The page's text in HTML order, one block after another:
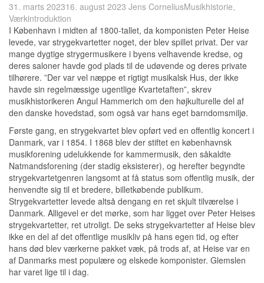
31. marts 202316. august 2023 Jens CorneliusMusikhistorie,
Værkintroduktion
I København i midten af 1800-tallet, da komponisten Peter Heise
levede, var strygekvartetter noget, der blev spillet privat. Der var
mange dygtige strygermusikere i byens velhavende kredse, og
deres saloner havde god plads til de udøvende og deres private
tilhørere. ”Der var vel næppe et rigtigt musikalsk Hus, der ikke
havde sin regelmæssige ugentlige Kvartetaften”, skrev
musikhistorikeren Angul Hammerich om den højkulturelle del af
den danske hovedstad, som også var hans eget barndomsmiljø.
Første gang, en strygekvartet blev opført ved en offentlig koncert i
Danmark, var i 1854. I 1868 blev der stiftet en københavnsk
musikforening udelukkende for kammermusik, den såkaldte
Natmandsforening (der stadig eksisterer), og herefter begyndte
strygekvartetgenren langsomt at få status som offentlig musik, der
henvendte sig til et bredere, billetkøbende publikum.
Strygekvartetter levede altså dengang en ret skjult tilværelse i
Danmark. Alligevel er det mørke, som har ligget over Peter Heises
strygekvartetter, ret utroligt. De seks strygekvartetter af Heise blev
ikke en del af det offentlige musikliv på hans egen tid, og efter
hans død blev værkerne pakket væk, på trods af, at Heise var en
af Danmarks mest populære og elskede komponister. Glemslen
har varet lige til i dag.